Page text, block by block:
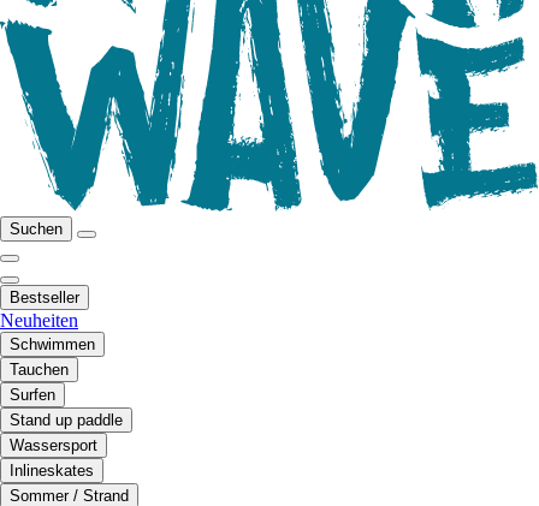
Suchen
Bestseller
Neuheiten
Schwimmen
Tauchen
Surfen
Stand up paddle
Wassersport
Inlineskates
Sommer / Strand